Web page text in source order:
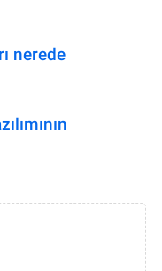
nerede